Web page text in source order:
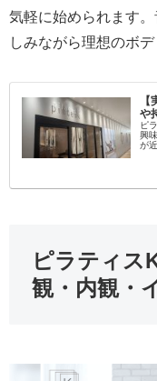
気軽に始められます
しみながら理想のボ
や
ピ
興
が
ピラティス
観・内観・